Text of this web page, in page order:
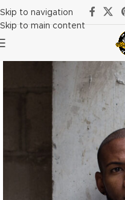
Skip to navigation
Skip to main content